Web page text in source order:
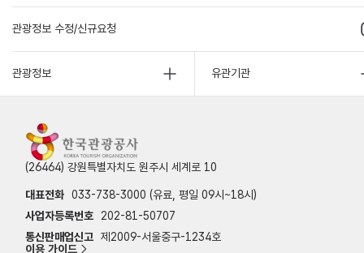
관광정보 수정/신규요청
관광정보 유관기관
(26464) 강원특별자치도 원주시 세계로 10
대표전화 033-738-3000 (유료, 평일 09시~18시)
사업자등록번호
202-81-50707
통신판매업신고 제2009-서울중구-1234호
이용 가이드